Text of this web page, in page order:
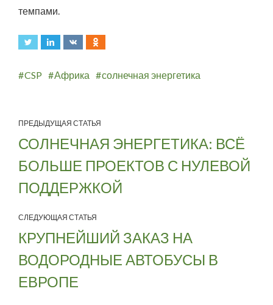
темпами.
CSP Африка солнечная энергетика
ПРЕДЫДУЩАЯ СТАТЬЯ
СОЛНЕЧНАЯ ЭНЕРГЕТИКА: ВСЁ
БОЛЬШЕ ПРОЕКТОВ С НУЛЕВОЙ
ПОДДЕРЖКОЙ
СЛЕДУЮЩАЯ СТАТЬЯ
КРУПНЕЙШИЙ ЗАКАЗ НА
ВОДОРОДНЫЕ АВТОБУСЫ В
ЕВРОПЕ